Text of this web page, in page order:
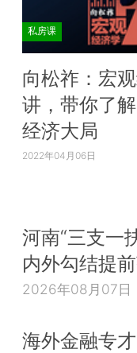
私房课
向松祚：宏
讲，带你了
经济大局
2022年04月06日
河南“三支一
内外勾结提
2026年08月07日
海外金融专